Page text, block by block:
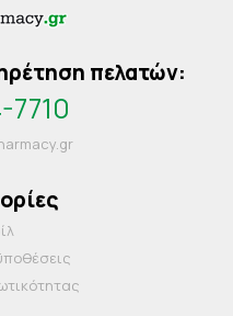
πελατών:
7710